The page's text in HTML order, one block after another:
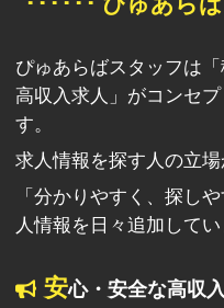
ぴゅあらばスタッフは
高収入求人」がコンセ
す。
求人情報を探す人の立場
「分かりやすく、探し
人情報を日々追加してい
安心・安全な高収